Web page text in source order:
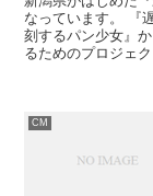
なっています。 『
刻するパン少女』
るためのプロジェ
CM